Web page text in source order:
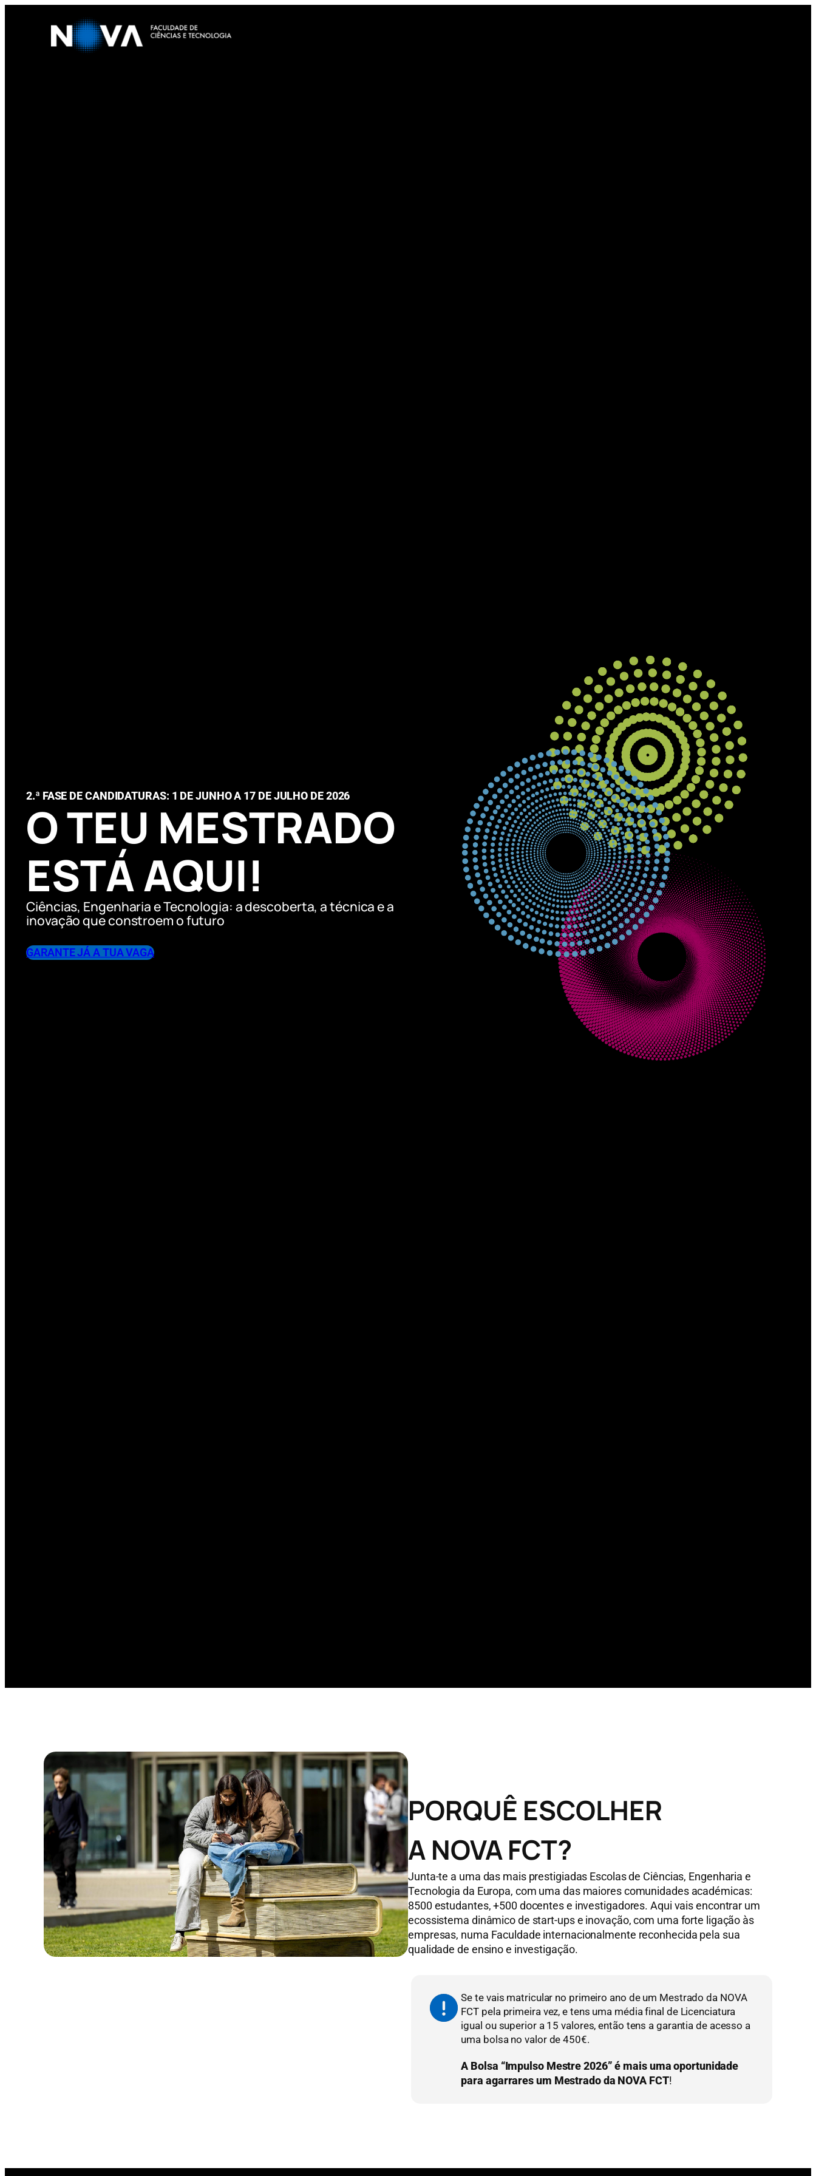
2.ª FASE DE CANDIDATURAS: 1 DE JUNHO A 17 DE JULHO DE 2026
O TEU MESTRADO
ESTÁ AQUI!
Ciências, Engenharia e Tecnologia: a descoberta, a técnica e a
inovação que constroem o futuro
GARANTE JÁ A TUA VAGA
PORQUÊ ESCOLHER
A NOVA FCT?
Junta-te a uma das mais prestigiadas Escolas de Ciências, Engenharia e
Tecnologia da Europa, com uma das maiores comunidades académicas:
8500 estudantes, +500 docentes e investigadores. Aqui vais encontrar um
ecossistema dinâmico de start-ups e inovação, com uma forte ligação às
empresas, numa Faculdade internacionalmente reconhecida pela sua
qualidade de ensino e investigação.
Se te vais matricular no primeiro ano de um Mestrado da NOVA
FCT pela primeira vez, e tens uma média final de Licenciatura
igual ou superior a 15 valores, então tens a garantia de acesso a
uma bolsa no valor de 450€.
A Bolsa “Impulso Mestre 2026” é mais uma oportunidade
para agarrares um Mestrado da NOVA FCT!